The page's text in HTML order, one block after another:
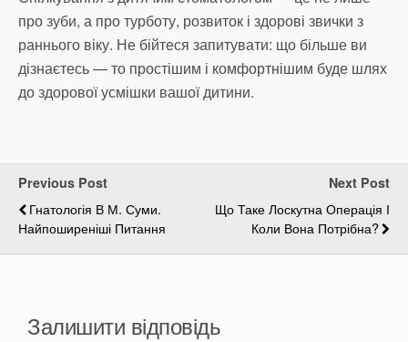
про зуби, а про турботу, розвиток і здорові звички з
раннього віку. Не бійтеся запитувати: що більше ви
дізнаєтесь — то простішим і комфортнішим буде шлях
до здорової усмішки вашої дитини.
Previous Post
Гнатологія В М. Суми.
Найпоширеніші Питання
Next Post
Що Таке Лоскутна Операція І
Коли Вона Потрібна?
Залишити відповідь